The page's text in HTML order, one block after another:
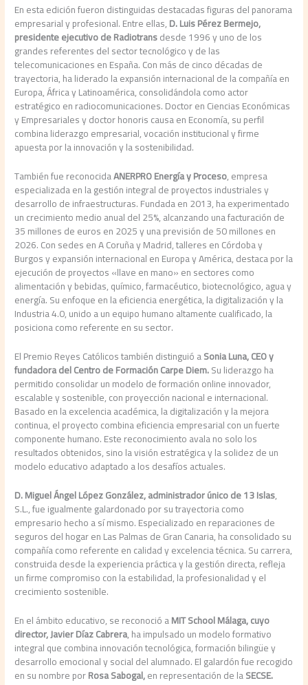
En esta edición fueron distinguidas destacadas figuras del panorama
empresarial y profesional. Entre ellas,D. Luis Pérez Bermejo,
presidente ejecutivo de Radiotransdesde 1996 y uno de los
grandes referentes del sector tecnológico y de las
telecomunicaciones en España. Con más de cinco décadas de
trayectoria, ha liderado la expansión internacional de la compañía en
Europa, África y Latinoamérica, consolidándola como actor
estratégico en radiocomunicaciones. Doctor en Ciencias Económicas
y Empresariales y doctor honoris causa en Economía, su perfil
combina liderazgo empresarial, vocación institucional y firme
apuesta por la innovación y la sostenibilidad.
También fue reconocidaANERPRO Energía y Proceso, empresa
especializada en la gestión integral de proyectos industriales y
desarrollo de infraestructuras. Fundada en 2013, ha experimentado
un crecimiento medio anual del 25%, alcanzando una facturación de
35 millones de euros en 2025 y una previsión de 50 millones en
2026. Con sedes en A Coruña y Madrid, talleres en Córdoba y
Burgos y expansión internacional en Europa y América, destaca por la
ejecución de proyectos «llave en mano» en sectores como
alimentación y bebidas, químico, farmacéutico, biotecnológico, agua y
energía. Su enfoque en la eficiencia energética, la digitalización y la
Industria 4.0, unido a un equipo humano altamente cualificado, la
posiciona como referente en su sector.
El Premio Reyes Católicos también distinguió aSonia Luna, CEO y
fundadora del Centro de Formación Carpe Diem.Su liderazgo ha
permitido consolidar un modelo de formación online innovador,
escalable y sostenible, con proyección nacional e internacional.
Basado en la excelencia académica, la digitalización y la mejora
continua, el proyecto combina eficiencia empresarial con un fuerte
componente humano. Este reconocimiento avala no solo los
resultados obtenidos, sino la visión estratégica y la solidez de un
modelo educativo adaptado a los desafíos actuales.
D. Miguel Ángel López González, administrador único de 13 Islas,
S.L., fue igualmente galardonado por su trayectoria como
empresario hecho a sí mismo. Especializado en reparaciones de
seguros del hogar en Las Palmas de Gran Canaria, ha consolidado su
compañía como referente en calidad y excelencia técnica. Su carrera,
construida desde la experiencia práctica y la gestión directa, refleja
un firme compromiso con la estabilidad, la profesionalidad y el
crecimiento sostenible.
En el ámbito educativo, se reconoció aMIT School Málaga, cuyo
director, Javier Díaz Cabrera, ha impulsado un modelo formativo
integral que combina innovación tecnológica, formación bilingüe y
desarrollo emocional y social del alumnado. El galardón fue recogido
en su nombre porRosa Sabogal,en representación de laSECSE.